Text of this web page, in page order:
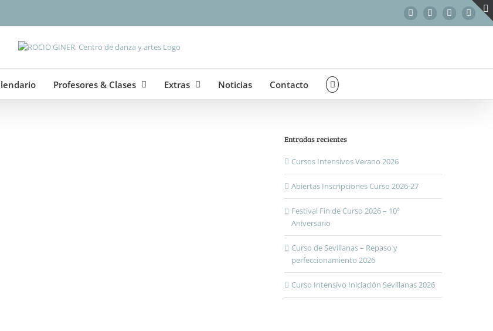
FacebookInstagramWhatsApp
Correo
Profesores & Clases Extras Noticias Contacto
Entradas recientes
Cursos Intensivos Verano 2026
Abiertas Inscripciones Curso 2026-27
Festival Fin de Curso 2026 – 10º
Aniversario
Curso de Sevillanas – Repaso y
perfeccionamiento 2026
Curso Intensivo Iniciación Sevillanas 2026